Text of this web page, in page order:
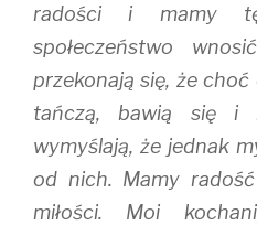
radości i mamy
społeczeństwo
przekonają się, że
tańczą, bawią się i
wymyślają, że jednak
od nich. Mamy
miłości. Moi